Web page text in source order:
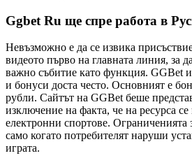
Ggbet Ru ще спре работа в
Невъзможно е да се извика
видеото първо на главната линия, за
важно събитие като функция. GGBet
и бонуси доста често. Основният е
рубли. Сайтът на GGBet беше
изключение на факта, че на ресурса
електронни спортове. Ограниченията
само когато потребителят наруши
играта.